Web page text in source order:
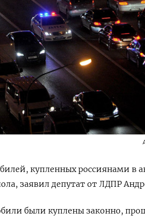
купленных россиянами в
заявил депутат от ЛДПР
были куплены законно,